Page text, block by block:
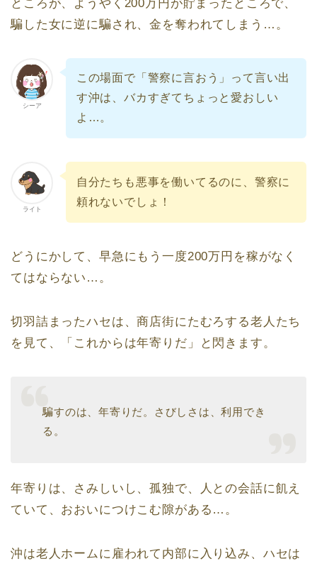
ところが、ようやく200万円が貯まったところで、
騙した女に逆に騙され、金を奪われてしまう…。
シーア
この場面で「警察に言おう」って言い出
す沖は、バカすぎてちょっと愛おしい
よ…。
ライト
自分たちも悪事を働いてるのに、警察に
頼れないでしょ！
どうにかして、早急にもう一度200万円を稼がなく
てはならない…。
切羽詰まったハセは、商店街にたむろする老人たち
を見て、「これからは年寄りだ」と閃きます。
騙すのは、年寄りだ。さびしさは、利用でき
る。
年寄りは、さみしいし、孤独で、人との会話に飢え
ていて、おおいにつけこむ隙がある…。
沖は老人ホームに雇われて内部に入り込み、ハセは